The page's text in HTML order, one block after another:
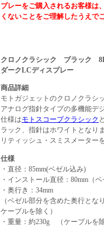
プレーをご購入されるお客様は
くないことをご理解したうえで
クロノクラシック ブラック
ダークLCディスプレー
商品詳細
モトガジェットのクロノクラシ
アナログ指針タイプの多機能デ
仕様はモトスコープクラシック
ラック、指針はホワイトとなり
リティッシュ・スミスメーター
仕様
・直径：85mm(ベゼル込み)
・インストール直径：80mm（
・奥行き：34mm
（ベゼル部分を含めた奥行と
ケーブルを除く）
・重量：約230g （ケーブルを除